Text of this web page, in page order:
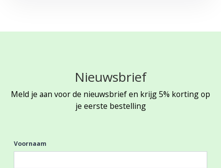
Nieuwsbrief
Meld je aan voor de nieuwsbrief en krijg 5% korting op
je eerste bestelling
Voornaam